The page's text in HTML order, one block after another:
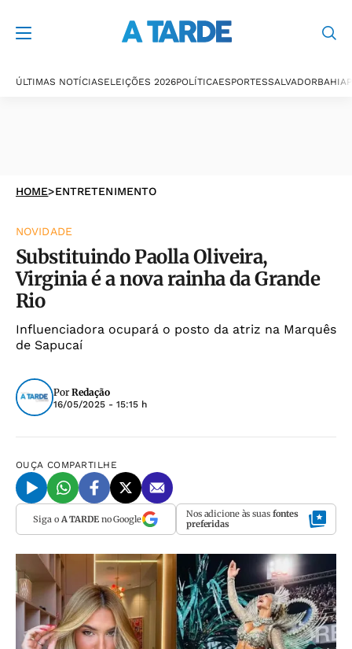
ÚLTIMAS NOTÍCIASELEIÇÕES 2026POLÍTICAESPORTESSALVADORBAHIA
HOME>ENTRETENIMENTO
NOVIDADE
Substituindo Paolla Oliveira,
Virginia é a nova rainha da Grande
Rio
Influenciadora ocupará o posto da atriz na Marquês
de Sapucaí
Por Redação
16/05/2025 - 15:15 h
OUÇA COMPARTILHE
Siga o A TARDEno Google Nos adicione às suas fontes
preferidas